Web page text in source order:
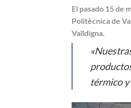
El pasado 15 de
Politècnica de
Valldigna.
térmico